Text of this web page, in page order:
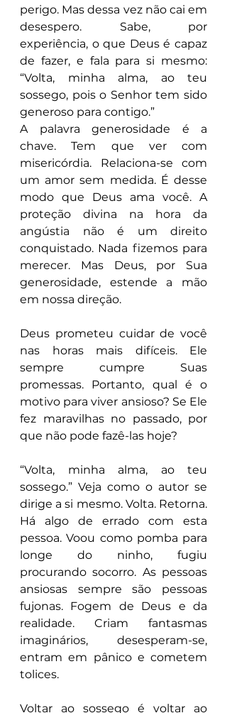
perigo. Mas dessa vez não cai em
desespero. Sabe, por
experiência, o que Deus é capaz
de fazer, e fala para si mesmo:
“Volta, minha alma, ao teu
sossego, pois o Senhor tem sido
generoso para contigo.”
A palavra generosidade é a
chave. Tem que ver com
misericórdia. Relaciona-se com
um amor sem medida. É desse
modo que Deus ama você. A
proteção divina na hora da
angústia não é um direito
conquistado. Nada fizemos para
merecer. Mas Deus, por Sua
generosidade, estende a mão
em nossa direção.
Deus prometeu cuidar de você
nas horas mais difíceis. Ele
sempre cumpre Suas
promessas. Portanto, qual é o
motivo para viver ansioso? Se Ele
fez maravilhas no passado, por
que não pode fazê-las hoje?
“Volta, minha alma, ao teu
sossego.” Veja como o autor se
dirige a si mesmo. Volta. Retorna.
Há algo de errado com esta
pessoa. Voou como pomba para
longe do ninho, fugiu
procurando socorro. As pessoas
ansiosas sempre são pessoas
fujonas. Fogem de Deus e da
realidade. Criam fantasmas
imaginários, desesperam-se,
entram em pânico e cometem
tolices.
Voltar ao sossego é voltar ao